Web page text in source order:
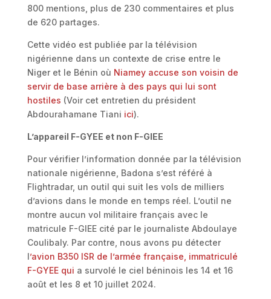
800 mentions, plus de 230 commentaires et plus
de 620 partages.
Cette vidéo est publiée par la télévision
nigérienne dans un contexte de crise entre le
Niger et le Bénin où Niamey accuse son voisin de
servir de base arrière à des pays qui lui sont
hostiles (Voir cet entretien du président
Abdourahamane Tiani ici).
L’appareil F-GYEE et non F-GIEE
Pour vérifier l’information donnée par la télévision
nationale nigérienne, Badona s’est référé à
Flightradar, un outil qui suit les vols de milliers
d’avions dans le monde en temps réel. L’outil ne
montre aucun vol militaire français avec le
matricule F-GIEE cité par le journaliste Abdoulaye
Coulibaly. Par contre, nous avons pu détecter
l’avion B350 ISR de l’armée française, immatriculé
F-GYEE qui a survolé le ciel béninois les 14 et 16
août et les 8 et 10 juillet 2024.